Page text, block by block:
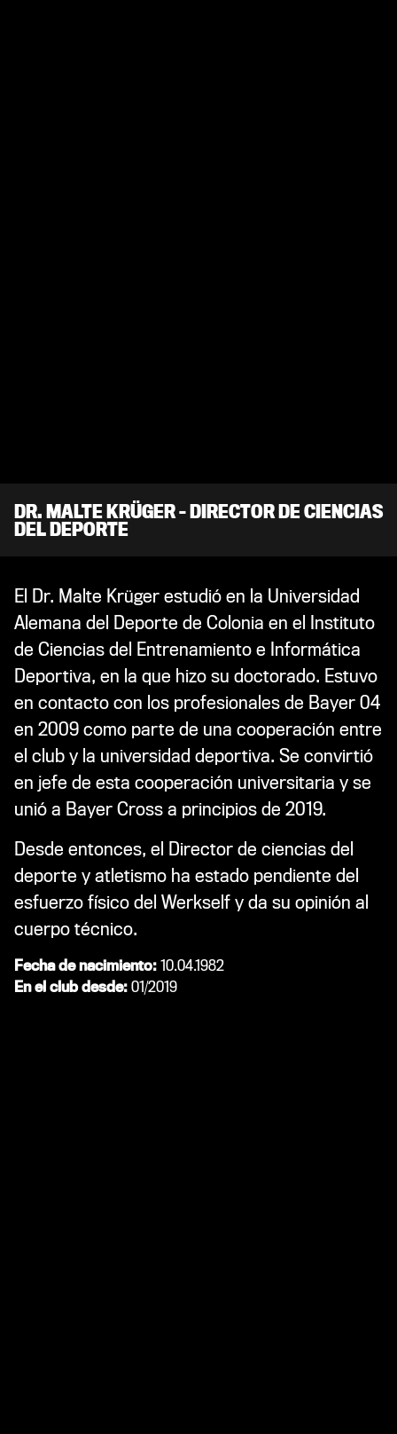
DR. MALTE KRÜGER – DIRECTOR DE CIENCIAS
DEL DEPORTE
El Dr. Malte Krüger estudió en la Universidad
Alemana del Deporte de Colonia en el Instituto
de Ciencias del Entrenamiento e Informática
Deportiva, en la que hizo su doctorado. Estuvo
en contacto con los profesionales de Bayer 04
en 2009 como parte de una cooperación entre
el club y la universidad deportiva. Se convirtió
en jefe de esta cooperación universitaria y se
unió a Bayer Cross a principios de 2019.
Desde entonces, el Director de ciencias del
deporte y atletismo ha estado pendiente del
esfuerzo físico del Werkself y da su opinión al
cuerpo técnico.
Fecha de nacimiento: 10.04.1982
En el club desde: 01/2019